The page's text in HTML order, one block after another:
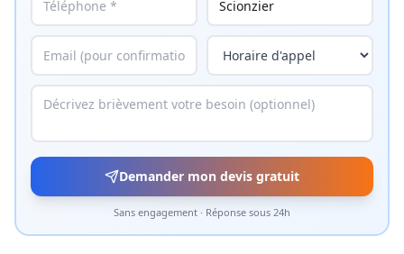
Demander mon devis gratuit
Sans engagement · Réponse sous 24h